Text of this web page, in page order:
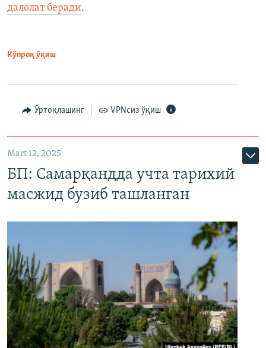
далолат беради.
Кўпроқ ўқиш
Ўртоқлашинг VPNсиз ўқиш
Mart 12, 2025
БП: Самарқандда учта тарихий
масжид бузиб ташланган